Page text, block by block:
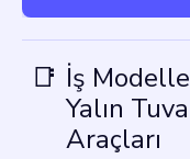
📑 İş
Yalın
Araçları